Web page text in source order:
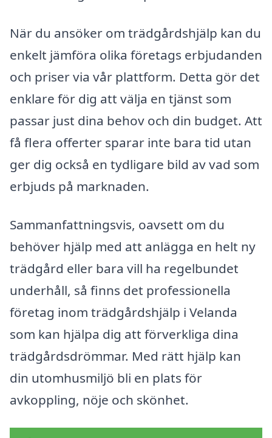
När du ansöker om trädgårdshjälp kan du
enkelt jämföra olika företags erbjudanden
och priser via vår plattform. Detta gör det
enklare för dig att välja en tjänst som
passar just dina behov och din budget. Att
få flera offerter sparar inte bara tid utan
ger dig också en tydligare bild av vad som
erbjuds på marknaden.
Sammanfattningsvis, oavsett om du
behöver hjälp med att anlägga en helt ny
trädgård eller bara vill ha regelbundet
underhåll, så finns det professionella
företag inom trädgårdshjälp i Velanda
som kan hjälpa dig att förverkliga dina
trädgårdsdrömmar. Med rätt hjälp kan
din utomhusmiljö bli en plats för
avkoppling, nöje och skönhet.